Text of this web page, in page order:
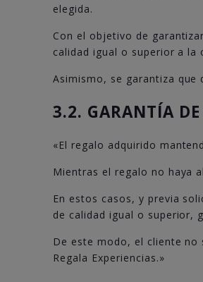
elegida.
Con el objetivo de
calidad igual o superior a la
Asimismo, se garantiza
3.2. GARANTÍA
«El regalo adquirido
Mientras el regalo no haya
En estos casos, y previa
de calidad igual o superior,
De este modo, el cliente
Regala Experiencias.»